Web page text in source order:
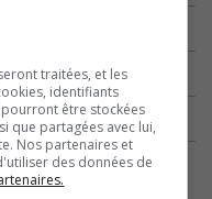
traitées, et les
identifiants
être stockées
que partagées avec lui,
Nos partenaires et
des données de